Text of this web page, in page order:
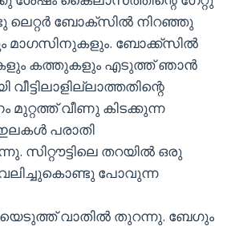
ലെറ്റർ ബോക്സിൽ നിറഞ്ഞു
മാഗസിനുകളും. ബോക്ക്സിൽ
കത്തുകളും എടുത്ത് ഞാൻ
വീണു കിടക്കുന്ന
ഇലകൾ പരാതി
സിറ്റൗട്ടിലെ തറയിൽ ഒരു
വലിച്ചുകൊണ്ടു പോവുന്ന
വാതിൽ തുറന്നു. ബേഗും